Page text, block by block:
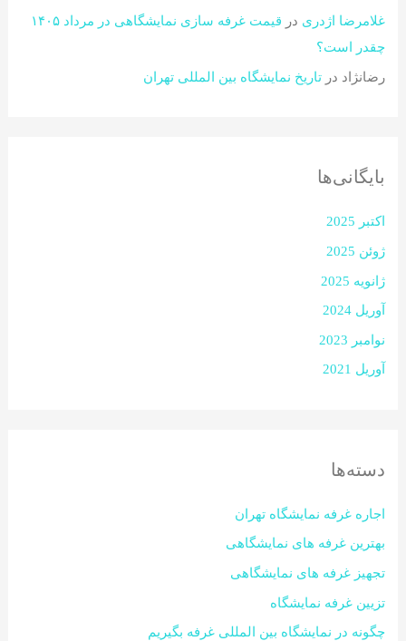
غلامرضا اژدری در
قیمت غرفه سازی نمایشگاهی در مرداد ۱۴۰۵
چقدر است؟​
رضانژاد درتاریخ نمایشگاه بین المللی تهران
بایگانی‌ها
اکتبر 2025
ژوئن 2025
ژانویه 2025
آوریل 2024
نوامبر 2023
آوریل 2021
دسته‌ها
اجاره غرفه نمایشگاه تهران
بهترین غرفه های نمایشگاهی
تجهیز غرفه های نمایشگاهی
تزیین غرفه نمایشگاه
چگونه در نمایشگاه بین المللی غرفه بگیریم